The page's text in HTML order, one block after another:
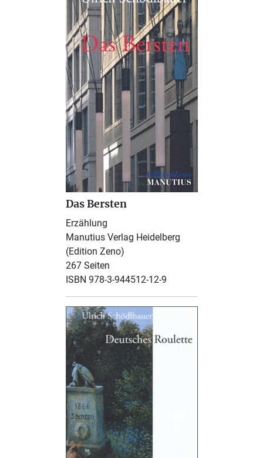
Das Bersten
Erzählung
Manutius Verlag Heidelberg
(Edition Zeno)
267 Seiten
ISBN 978-3-944512-12-9